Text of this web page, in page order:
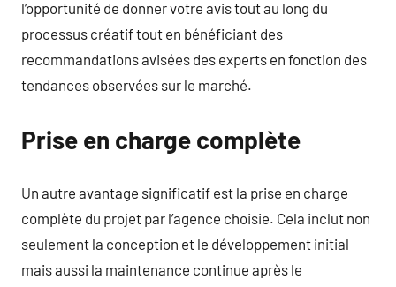
l’opportunité de donner votre avis tout au long du
processus créatif tout en bénéficiant des
recommandations avisées des experts en fonction des
tendances observées sur le marché.
Prise en charge complète
Un autre avantage significatif est la prise en charge
complète du projet par l’agence choisie. Cela inclut non
seulement la conception et le développement initial
mais aussi la maintenance continue après le